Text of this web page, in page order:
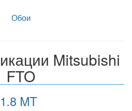
Обои
Mitsubishi
FTO
MT